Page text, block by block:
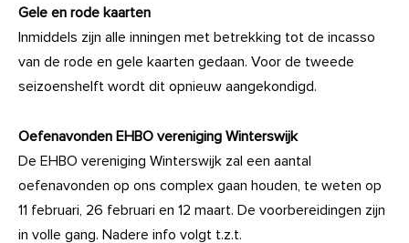
Gele en rode kaarten
Inmiddels zijn alle inningen met betrekking tot de incasso
van de rode en gele kaarten gedaan. Voor de tweede
seizoenshelft wordt dit opnieuw aangekondigd.
Oefenavonden EHBO vereniging Winterswijk
De EHBO vereniging Winterswijk zal een aantal
oefenavonden op ons complex gaan houden, te weten op
11 februari, 26 februari en 12 maart. De voorbereidingen zijn
in volle gang. Nadere info volgt t.z.t.